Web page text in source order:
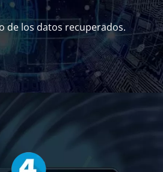
de los datos recuperados.